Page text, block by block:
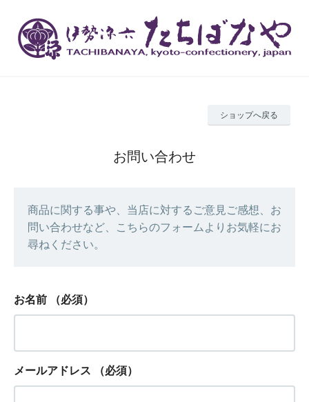
ショップへ戻る
お問い合わせ
商品に関する事や、当店に対するご意見ご感想、お
問い合わせなど、こちらのフォームよりお気軽にお
尋ねください。
お名前 （必須）
メールアドレス （必須）